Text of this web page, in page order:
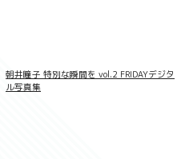
朝井瞳子 特別な瞬間を vol.2 FRIDAYデジタ
ル写真集